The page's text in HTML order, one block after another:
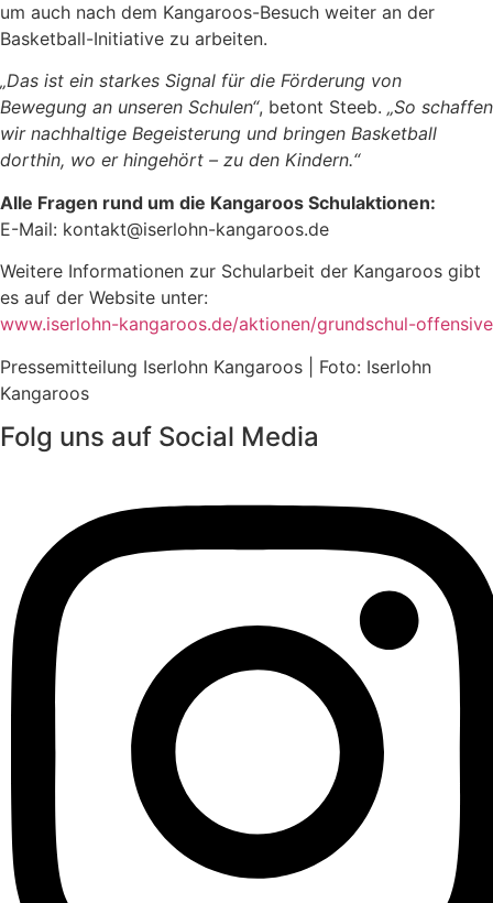
um auch nach dem Kangaroos-Besuch weiter an der
Basketball-Initiative zu arbeiten.
„Das ist ein starkes Signal für die Förderung von
Bewegung an unseren Schulen“, betont Steeb. „So schaffen
wir nachhaltige Begeisterung und bringen Basketball
dorthin, wo er hingehört – zu den Kindern.“
Alle Fragen rund um die Kangaroos Schulaktionen:
E-Mail: kontakt@iserlohn-kangaroos.de
Weitere Informationen zur Schularbeit der Kangaroos gibt
es auf der Website unter:
www.iserlohn-kangaroos.de/aktionen/grundschul-offensive
Pressemitteilung Iserlohn Kangaroos | Foto: Iserlohn
Kangaroos
Folg uns auf Social Media